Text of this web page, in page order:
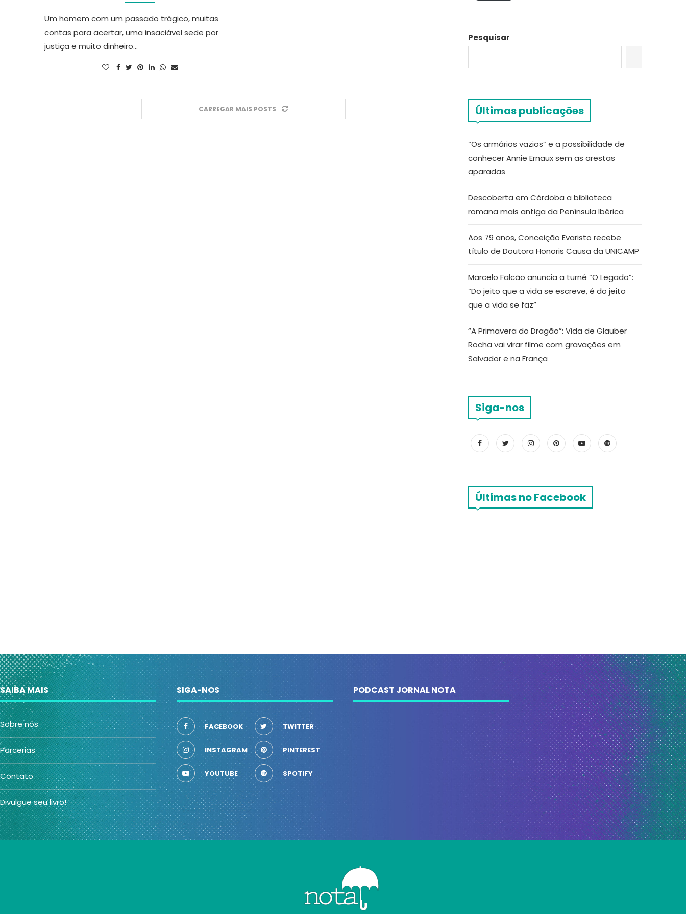
Um homem com um passado trágico, muitas
contas para acertar, uma insaciável sede por
justiça e muito dinheiro…
CARREGAR MAIS POSTS
Pesquisar
Últimas publicações
“Os armários vazios” e a possibilidade de
conhecer Annie Ernaux sem as arestas
aparadas
Descoberta em Córdoba a biblioteca
romana mais antiga da Península Ibérica
Aos 79 anos, Conceição Evaristo recebe
título de Doutora Honoris Causa da UNICAMP
Marcelo Falcão anuncia a turnê “O Legado”:
“Do jeito que a vida se escreve, é do jeito
que a vida se faz”
“A Primavera do Dragão”: Vida de Glauber
Rocha vai virar filme com gravações em
Salvador e na França
Siga-nos
Últimas no Facebook
SAIBA MAIS
Sobre nós
Parcerias
Contato
Divulgue seu livro!
SIGA-NOS
FACEBOOK TWITTER
INSTAGRAM PINTEREST
YOUTUBE SPOTIFY
PODCAST JORNAL NOTA